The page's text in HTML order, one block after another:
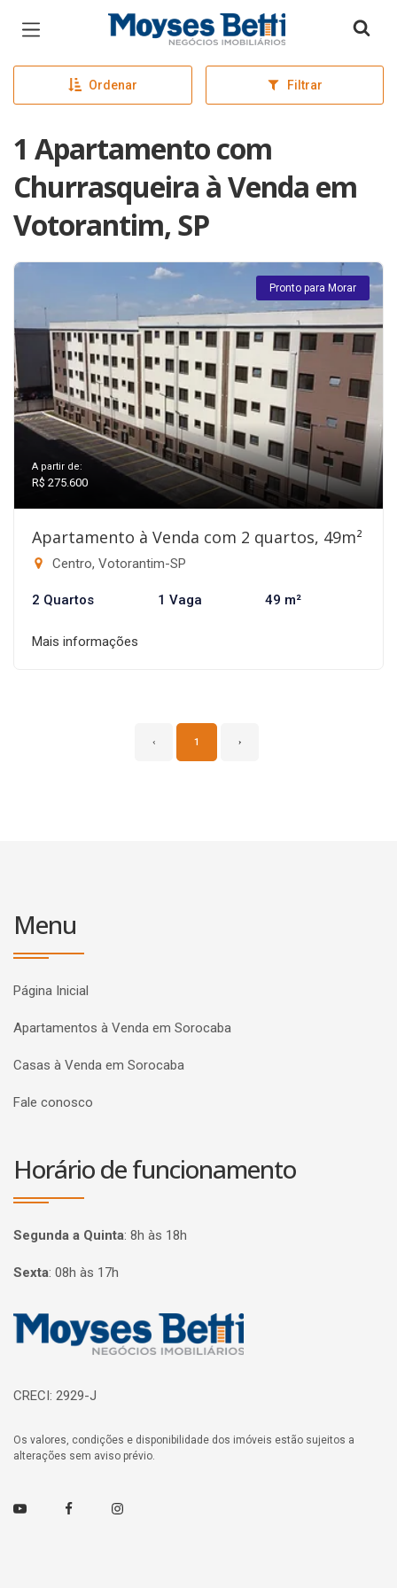
Página inicial
Ordenar Filtrar
1 Apartamento com
Churrasqueira à Venda em
Votorantim, SP
Pronto para Morar
A partir de:
R$ 275.600
Apartamento à Venda com 2 quartos, 49m²
Centro, Votorantim-SP
2 Quartos 1 Vaga 49 m²
Mais informações
‹ 1 ›
Menu
Página Inicial
Apartamentos à Venda em Sorocaba
Casas à Venda em Sorocaba
Fale conosco
Horário de funcionamento
Segunda a Quinta: 8h às 18h
Sexta: 08h às 17h
Página inicial
CRECI: 2929-J
Os valores, condições e disponibilidade dos imóveis estão sujeitos a
alterações sem aviso prévio.
Youtube FacebookInstagram